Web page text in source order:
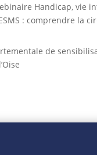
Handicap, vie
: comprendre la
de